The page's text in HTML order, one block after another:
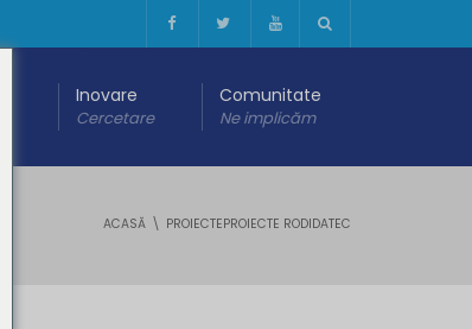
Inovare
Cercetare
Comunitate
Ne implicăm
ACASĂ PROIECTEPROIECTE RODIDATEC